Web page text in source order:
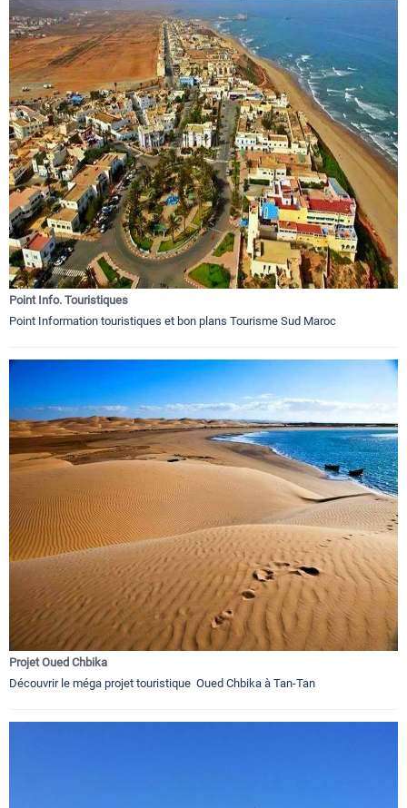
Point Info. Touristiques
Point Information touristiques et bon plans Tourisme Sud Maroc
Projet Oued Chbika
Découvrir le méga projet touristique Oued Chbika à Tan-Tan